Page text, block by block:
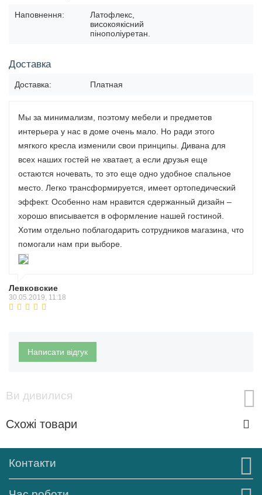
Наповнення:
Латофлекс,
високоякісний
пінополіуретан.
Доставка
Доставка: Платная
Мы за минимализм, поэтому мебели и предметов
интерьера у нас в доме очень мало. Но ради этого
мягкого кресла изменили свои принципы. Дивана для
всех наших гостей не хватает, а если друзья еще
остаются ночевать, то это еще одно удобное спальное
место. Легко трансформируется, имеет ортопедический
эффект. Особенно нам нравится сдержанный дизайн –
хорошо вписывается в оформление нашей гостиной.
Хотим отдельно поблагодарить сотрудников магазина, что
помогали нам при выборе.
Левковские
30.05.2019, 11:18
Написати відгук
Ви дивилися
Схожі товари
Контакти